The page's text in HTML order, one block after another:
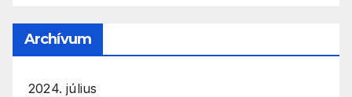
Archívum
2024. július